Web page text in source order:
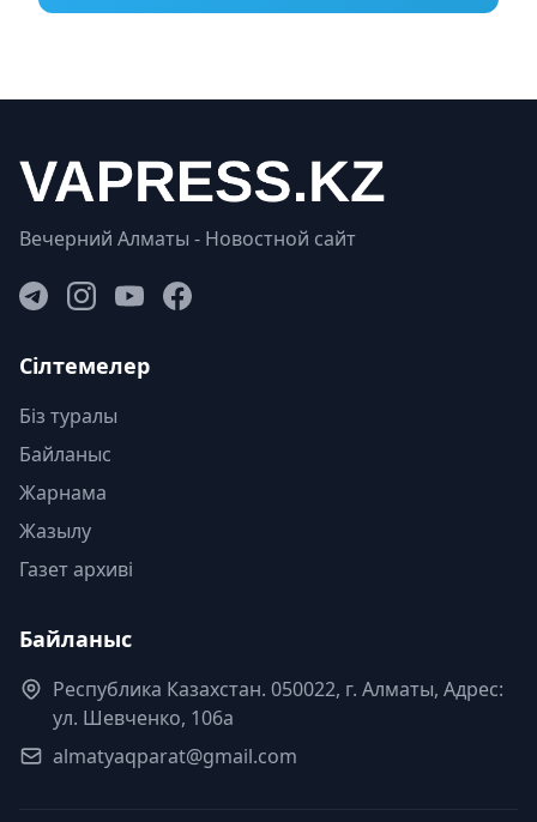
Вечерний Алматы - Новостной сайт
Сілтемелер
Біз туралы
Байланыс
Жарнама
Жазылу
Газет архиві
Байланыс
Республика Казахстан. 050022, г. Алматы, Адрес:
ул. Шевченко, 106а
almatyaqparat@gmail.com